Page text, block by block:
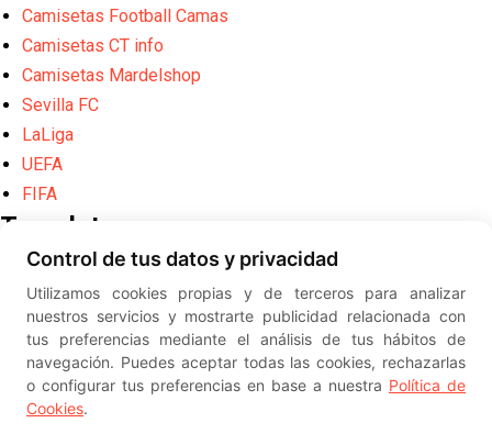
Camisetas Football Camas
Camisetas CT info
Camisetas Mardelshop
Sevilla FC
LaLiga
UEFA
FIFA
Translate
Powered by
Translate
Diseño web creado por Erick
© ElSevillista.es - Información sobre
el Sevilla FC, Sevilla Atlético, Sevilla Femenino y su Cantera
-- --
Control de tus datos y privacidad
Utilizamos cookies propias y de terceros para analizar
nuestros servicios y mostrarte publicidad relacionada con
tus preferencias mediante el análisis de tus hábitos de
navegación. Puedes aceptar todas las cookies, rechazarlas
o configurar tus preferencias en base a nuestra Política de
Cookies.
2026